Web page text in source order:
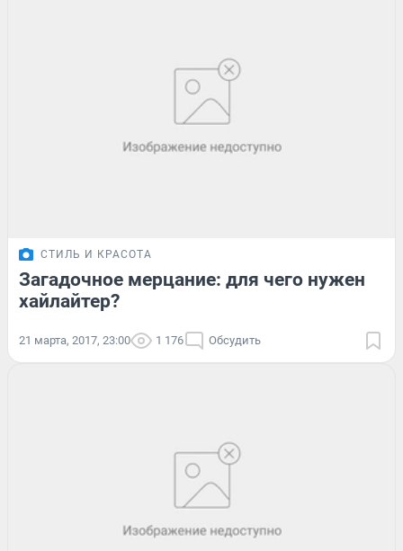
СТИЛЬ И КРАСОТА
Загадочное мерцание: для чего нужен
хайлайтер?
21 марта, 2017, 23:00 1 176 Обсудить